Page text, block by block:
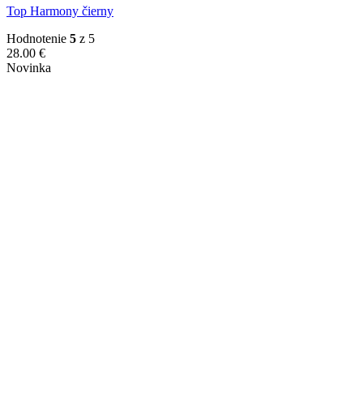
Top Harmony čierny
Hodnotenie 5 z 5
28.00 €
Novinka